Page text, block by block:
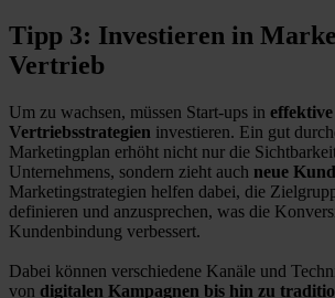
Tipp 3: Investieren in
Vertrieb
Um zu wachsen, müssen Start-ups in
Vertriebsstrategien investieren. Ein gut
Marketingplan erhöht nicht nur die
Unternehmens, sondern zieht auch neue
Marketingstrategien helfen dabei, die
definieren und anzusprechen, was die
Kundenbindung verbessert.
Dabei können verschiedene Kanäle und
von digitalen Kampagnen bis hin zu